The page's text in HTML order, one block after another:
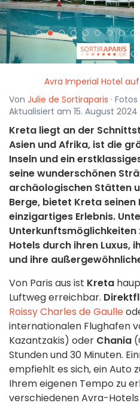
Avra Imperial Hotel
Von Julie de Sortiraparis ·
Aktualisiert am 15. August 2024
Kreta liegt an der
Asien und Afrika, ist die
Inseln und ein
seine wunderschönen
archäologischen Stätten
Berge, bietet Kreta seinen
einzigartiges Erlebnis.
Unterkunftsmöglichkeiten
Hotels durch ihren Luxus,
und ihre
Von Paris aus ist Kreta
Luftweg erreichbar.
Roissy Charles de Gaulle
internationalen Flughafen
Kazantzakis) oder Chania
Stunden und 30 Minuten.
empfiehlt es sich, ein Auto
Ihrem eigenen Tempo zu
verschiedenen Avra-